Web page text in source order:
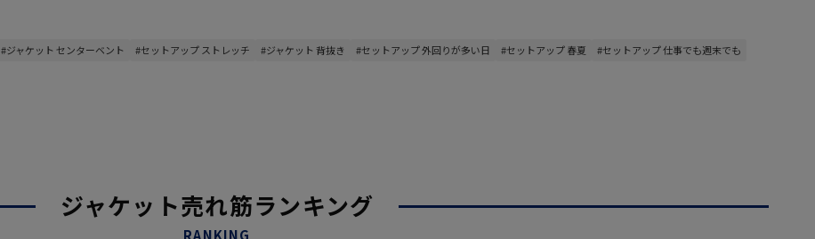
#ジャケット センターベント #セットアップ ストレッチ #ジャケット 背抜き #セットアップ 外回りが多い日 #セットアップ 春夏 #セットアップ 仕事でも週末でも
ジャケット売れ筋ランキング
RANKING